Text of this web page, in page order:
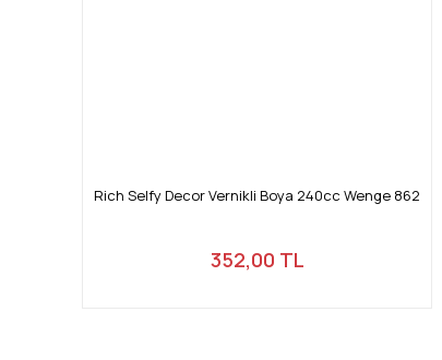
Rich Selfy Decor Vernikli Boya 240cc Wenge 862
352,00 TL